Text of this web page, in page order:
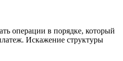
операции в порядке, который
Искажение структуры